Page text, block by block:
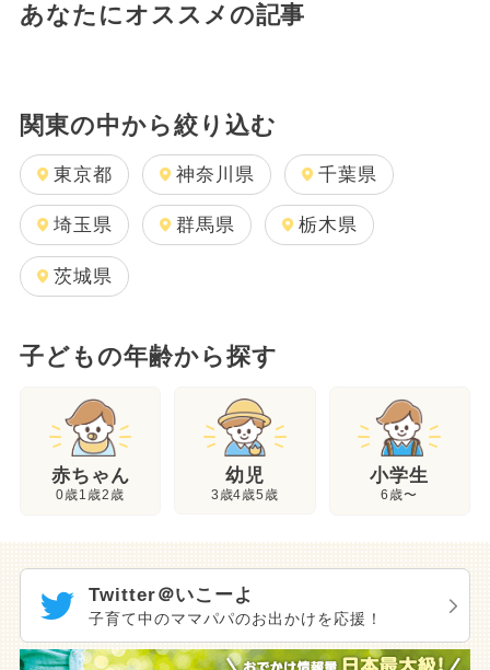
あなたにオススメの記事
関東の中から絞り込む
東京都 神奈川県 千葉県
埼玉県 群馬県 栃木県
茨城県
子どもの年齢から探す
赤ちゃん
0歳1歳2歳
幼児
3歳4歳5歳
小学生
6歳〜
Twitter＠いこーよ
子育て中のママパパのお出かけを応援！